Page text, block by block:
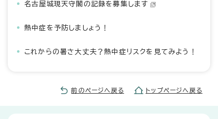
名古屋城現天守閣の記録を募集します
熱中症を予防しましょう！
これからの暑さ大丈夫？熱中症リスクを見てみよう！
前のページへ戻る トップページへ戻る